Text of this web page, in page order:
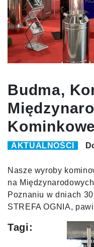
Budma,
Kominkowe
AKTUALNOŚCI
Nasze wyroby
na
Poznaniu w dniach
STREFA OGNIA,
Tagi: